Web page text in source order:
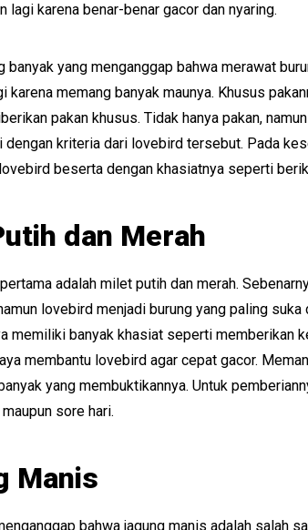
lagi karena benar-benar gacor dan nyaring.
banyak yang menganggap bahwa merawat
karena memang banyak maunya. Khusus
pakan khusus. Tidak hanya pakan,
dengan kriteria dari lovebird tersebut. Pada
lovebird beserta dengan khasiatnya seperti
dan Merah
adalah milet putih dan merah.
lovebird menjadi burung yang paling
memiliki banyak khasiat seperti memberikan
membantu lovebird agar cepat gacor.
yang membuktikannya. Untuk
sore hari.
Manis
bahwa jagung manis adalah salah